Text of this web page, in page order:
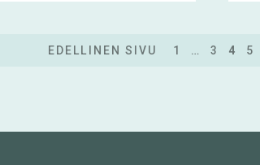
EDELLINEN SIVU 1 … 3 4 5